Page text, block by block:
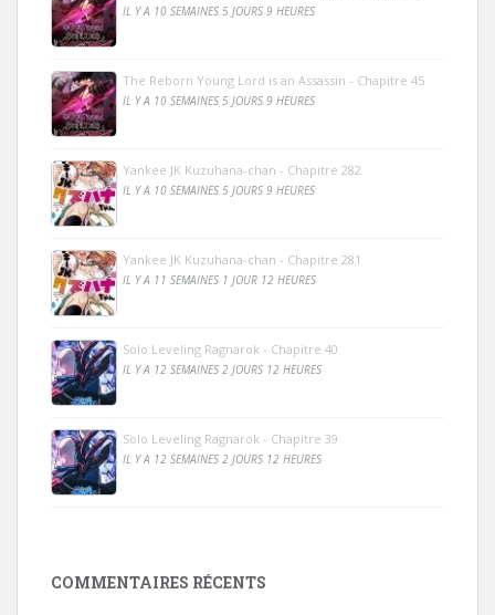
IL Y A 10 SEMAINES 5 JOURS 9 HEURES
The Reborn Young Lord is an Assassin - Chapitre 45
IL Y A 10 SEMAINES 5 JOURS 9 HEURES
Yankee JK Kuzuhana-chan - Chapitre 282
IL Y A 10 SEMAINES 5 JOURS 9 HEURES
Yankee JK Kuzuhana-chan - Chapitre 281
IL Y A 11 SEMAINES 1 JOUR 12 HEURES
Solo Leveling Ragnarok - Chapitre 40
IL Y A 12 SEMAINES 2 JOURS 12 HEURES
Solo Leveling Ragnarok - Chapitre 39
IL Y A 12 SEMAINES 2 JOURS 12 HEURES
COMMENTAIRES RÉCENTS